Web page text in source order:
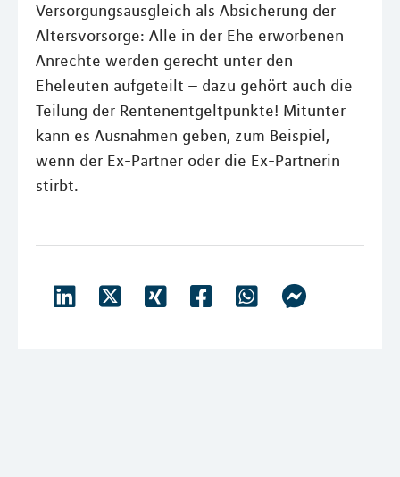
Versorgungsausgleich als Absicherung der
Altersvorsorge: Alle in der Ehe erworbenen
Anrechte werden gerecht unter den
Eheleuten aufgeteilt – dazu gehört auch die
Teilung der Rentenentgeltpunkte! Mitunter
kann es Ausnahmen geben, zum Beispiel,
wenn der Ex-Partner oder die Ex-Partnerin
stirbt.